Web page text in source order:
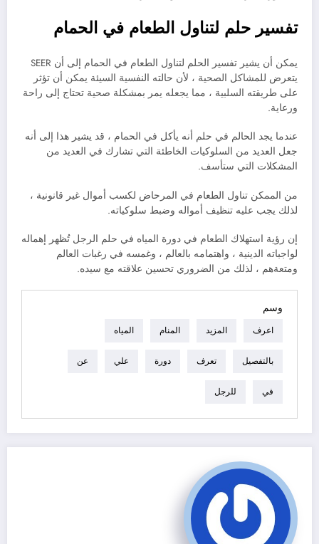
تفسير حلم لتناول الطعام في الحمام
يمكن أن يشير تفسير الحلم لتناول الطعام في الحمام إلى أن SEER
يتعرض للمشاكل الصحية ، لأن حالته النفسية السيئة يمكن أن تؤثر
على طريقته السلبية ، مما يجعله يمر بمشكلة صحية تحتاج إلى راحة
ورعاية.
عندما يجد الحالم في حلم أنه يأكل في الحمام ، قد يشير هذا إلى أنه
جعل العديد من السلوكيات الخاطئة التي تشارك في العديد من
المشكلات التي ستأسف.
من الممكن تناول الطعام في المرحاض لكسب أموال غير قانونية ،
لذلك يجب عليه تنظيف أمواله وضبط سلوكياته.
إن رؤية استهلاك الطعام في دورة المياه في حلم الرجل تُظهر إهماله
لواجباته الدينية ، واهتمامه بالعالم ، وغمسه في رغبات العالم
ومتعةهم ، لذلك من الضروري تحسين علاقته مع سيده.
وسم
اعرف المزيد المنام المياه
بالتفصيل تعرف دورة علي عن
في للرجل